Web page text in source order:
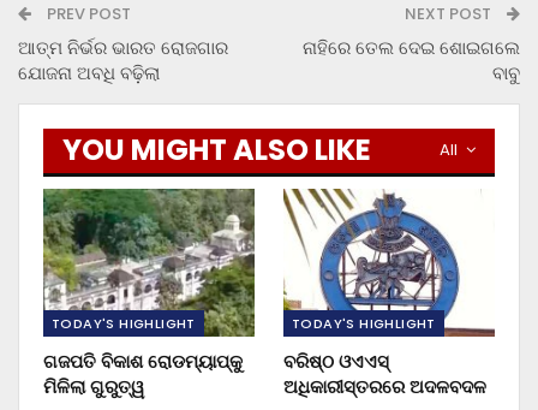
PREV POST
ଆତ୍ମ ନିର୍ଭର ଭାରତ ରୋଜଗାର
ଯୋଜନା ଅବଧି ବଢ଼ିଲା
NEXT POST
ନାହିରେ ତେଲ ଦେଇ ଶୋଇଗଲେ
ବାବୁ
All
YOU MIGHT ALSO LIKE
TODAY'S HIGHLIGHT
ଗଜପତି ବିକାଶ ରୋଡମ୍ୟାପ୍‌କୁ
ମିଳିଲା ଗୁରୁତ୍ୱ
TODAY'S HIGHLIGHT
ବରିଷ୍ଠ ଓଏଏସ୍‌
ଅଧିକାରୀସ୍ତରରେ ଅଦଳବଦଳ